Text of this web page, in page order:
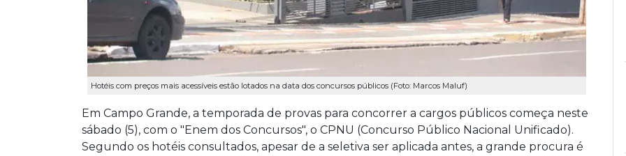
Hotéis com preços mais acessíveis estão lotados na data dos concursos públicos (Foto: Marcos Maluf)
Em Campo Grande, a temporada de provas para concorrer a cargos públicos começa neste
sábado (5), com o "Enem dos Concursos", o CPNU (Concurso Público Nacional Unificado).
Segundo os hotéis consultados, apesar de a seletiva ser aplicada antes, a grande procura é